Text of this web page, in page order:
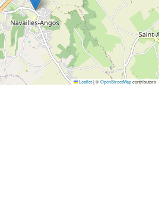
Leaflet|©OpenStreetMapcontributors